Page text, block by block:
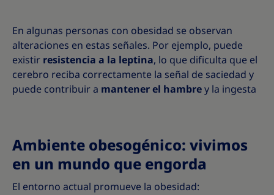
En algunas personas con obesidad se observan
alteraciones en estas señales. Por ejemplo, puede
existir resistencia a la leptina, lo que dificulta que el
cerebro reciba correctamente la señal de saciedad y
puede contribuir a mantener el hambrey la ingesta
Ambiente obesogénico: vivimos
en un mundo que engorda
El entorno actual promueve la obesidad: